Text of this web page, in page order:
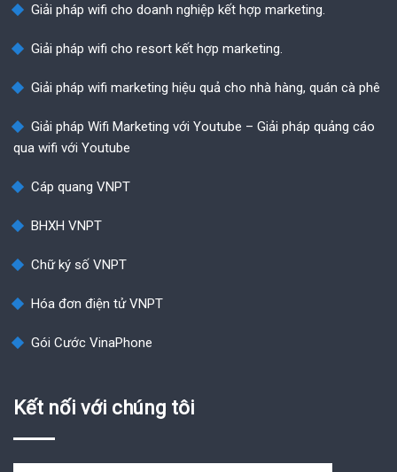
Giải pháp wifi cho doanh nghiệp kết hợp marketing.
Giải pháp wifi cho resort kết hợp marketing.
Giải pháp wifi marketing hiệu quả cho nhà hàng, quán cà phê
Giải pháp Wifi Marketing với Youtube – Giải pháp quảng cáo
qua wifi với Youtube
Cáp quang VNPT
BHXH VNPT
Chữ ký số VNPT
Hóa đơn điện tử VNPT
Gói Cước VinaPhone
Kết nối với chúng tôi